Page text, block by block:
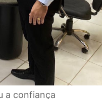
a confiança